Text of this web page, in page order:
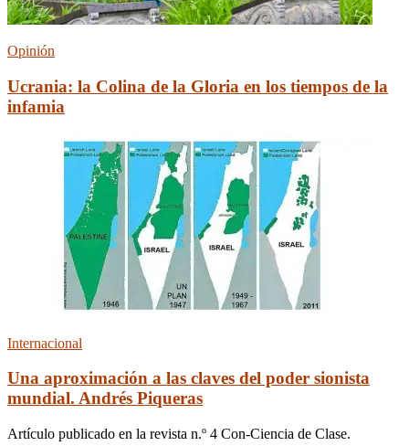
Opinión
Ucrania: la Сolina de la Gloria en los tiempos de la
infamia
Internacional
Una aproximación a las claves del poder sionista
mundial. Andrés Piqueras
Artículo publicado en la revista n.º 4 Con-Ciencia de Clase.